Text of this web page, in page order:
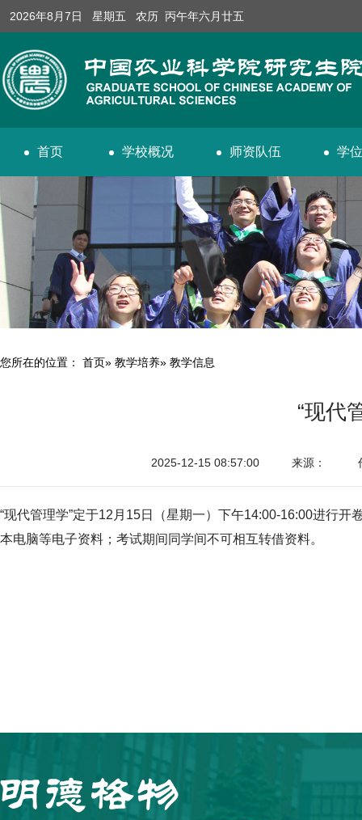
2026年8月7日 星期五 农历 丙午年六月廿五
首页 学校概况 师资队伍 学
您所在的位置： 首页» 教学培养» 教学信息
“现代
2025-12-15 08:57:00 来源：
“现代管理学”定于12月15日（星期一）下午14:00-16:00进行
本电脑等电子资料；考试期间同学间不可相互转借资料。